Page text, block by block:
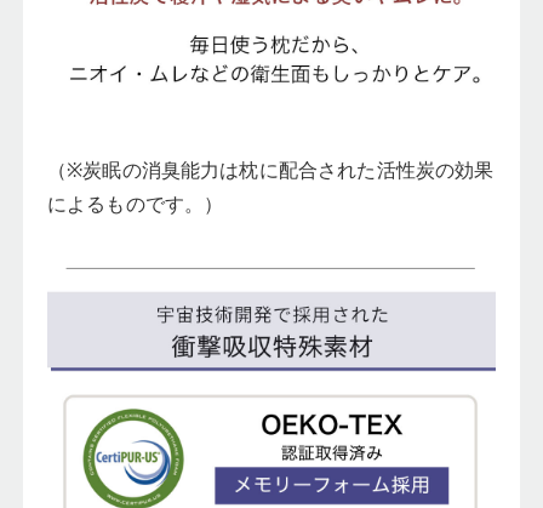
（※炭眠の消臭能力は枕に配合された活性炭の効果
によるものです。）